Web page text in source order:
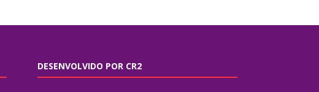
DESENVOLVIDO POR CR2